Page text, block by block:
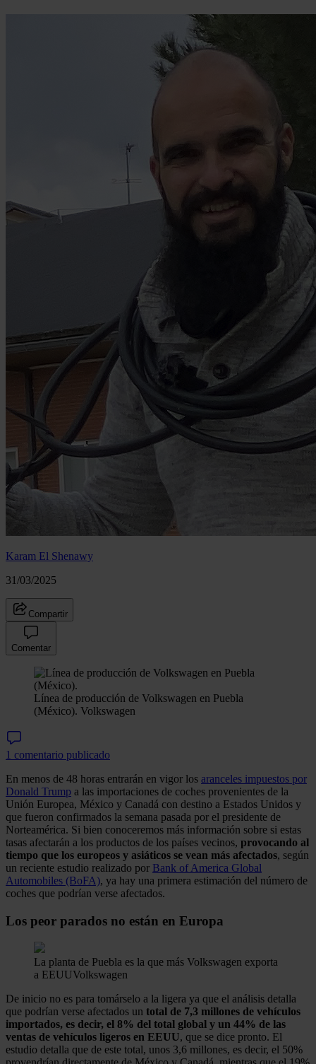
Karam El Shenawy
31/03/2025
Compartir
Comentar
Línea de producción de Volkswagen en Puebla
(México). Volkswagen
1 comentario publicado
En menos de 48 horas entrarán en vigor los aranceles impuestos por
Donald Trump a las importaciones de coches provenientes de la
Unión Europea, México y Canadá con destino a Estados Unidos y
que fueron confirmados la semana pasada por el presidente de
Norteamérica. Si bien conoceremos más información sobre si estas
tasas afectarán a los productos de los países vecinos, provocando al
tiempo que los europeos y asiáticos se vean más afectados, según
un reciente estudio realizado por Bank of America Global
Automobiles (BoFA), ya hay una primera estimación del número de
coches que podrían verse afectados.
Los peor parados no están en Europa
La planta de Puebla es la que más Volkswagen exporta
a EEUUVolkswagen
De inicio no es para tomárselo a la ligera ya que el análisis detalla
que podrían verse afectados un total de 7,3 millones de vehículos
importados, es decir, el 8% del total global y un 44% de las
ventas de vehículos ligeros en EEUU, que se dice pronto. El
estudio detalla que de este total, unos 3,6 millones, es decir, el 50%